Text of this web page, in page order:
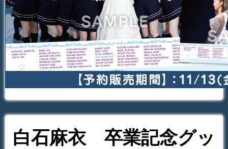
白石麻衣 卒業記念グッ